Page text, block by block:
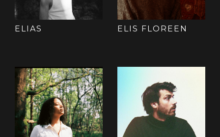
ELIAS ELIS FLOREEN